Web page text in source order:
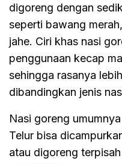
digoreng dengan
seperti bawang
jahe. Ciri khas nasi
penggunaan kecap
sehingga rasanya
dibandingkan jenis
Nasi goreng
Telur bisa
atau digoreng